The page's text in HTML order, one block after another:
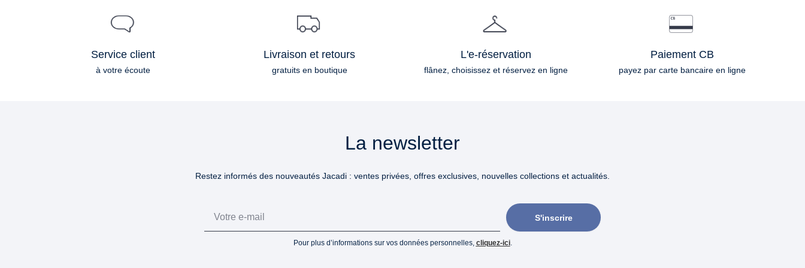
Service client
à votre écoute
Livraison et retours
gratuits en boutique
L'e-réservation
flânez, choisissez et réservez en ligne
Paiement CB
payez par carte bancaire en ligne
La newsletter
Restez informés des nouveautés Jacadi : ventes privées, offres exclusives, nouvelles collections et actualités.
S'inscrire
Pour plus d’informations sur vos données personnelles, cliquez-ici.